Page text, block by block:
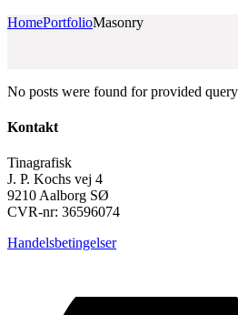
HomePortfolioMasonry
No posts were found for provided query
Kontakt
Tinagrafisk
J. P. Kochs vej 4
9210 Aalborg SØ
CVR-nr: 36596074
Handelsbetingelser